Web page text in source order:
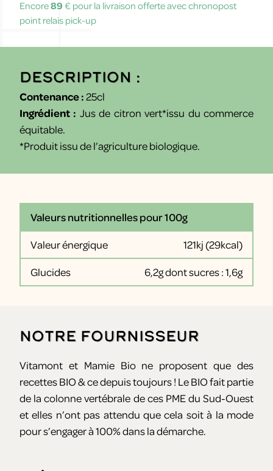
Encore89 € pour la livraison offerte avec chronopost
point relais pick-up
Description :
Contenance :25cl
Ingrédient : Jus de citron vert*issu du commerce
équitable.
*Produit issu de l’agriculture biologique.
Valeurs nutritionnelles pour 100g
Valeur énergique 121kj (29kcal)
Glucides 6,2g dont sucres : 1,6g
Notre fournisseur
Vitamont et Mamie Bio ne proposent que des
recettes BIO & ce depuis toujours ! Le BIO fait partie
de la colonne vertébrale de ces PME du Sud-Ouest
et elles n’ont pas attendu que cela soit à la mode
pour s’engager à 100% dans la démarche.